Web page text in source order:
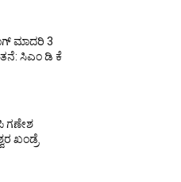
ಮಾದರಿ 3
ಸಿಎಂ ಡಿ ಕೆ
ಗಣೇಶ
ಖಂಡ್ರೆ